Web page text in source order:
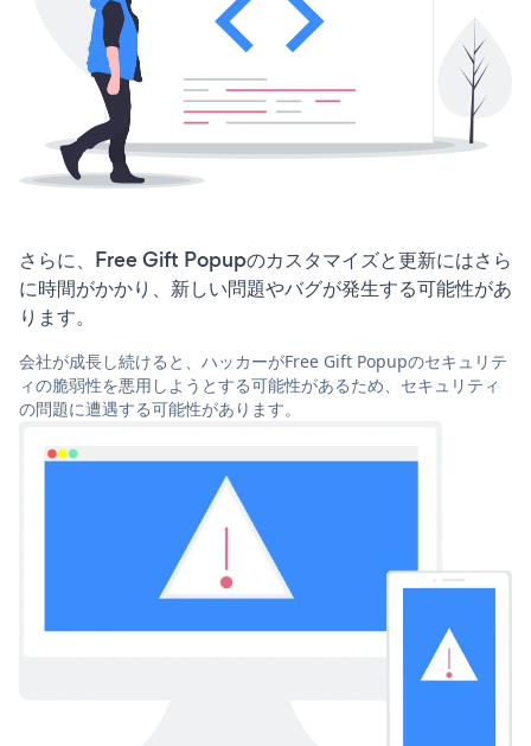
さらに、Free Gift Popupのカスタマイズと更新にはさら
に時間がかかり、新しい問題やバグが発生する可能性があ
ります。
会社が成長し続けると、ハッカーがFree Gift Popupのセキュリテ
ィの脆弱性を悪用しようとする可能性があるため、セキュリティ
の問題に遭遇する可能性があります。